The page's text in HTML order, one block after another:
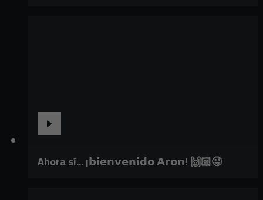
Ahora sí... ¡𝗯𝗶𝗲𝗻𝘃𝗲𝗻𝗶𝗱𝗼 𝗔𝗿𝗼𝗻! 🙌🏻😜